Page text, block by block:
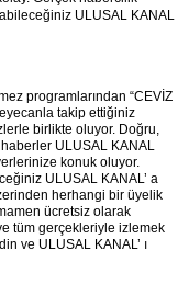
ULUSAL KANAL
programlarından “CEVİZ
takip ettiğiniz
birlikte oluyor. Doğru,
ULUSAL KANAL
konuk oluyor.
ULUSAL KANAL’ a
herhangi bir üyelik
ücretsiz olarak
tüm gerçekleriyle izlemek
ve ULUSAL KANAL’ ı